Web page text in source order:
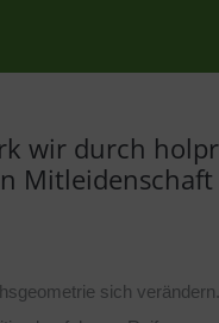
wir durch
Mitleidenschaft
sich